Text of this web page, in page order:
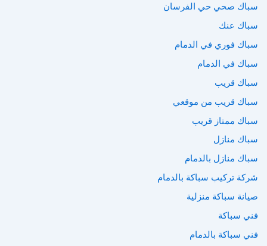
سباك صحي حي الفرسان
سباك عنك
سباك فوري في الدمام
سباك في الدمام
سباك قريب
سباك قريب من موقعي
سباك ممتاز قريب
سباك منازل
سباك منازل بالدمام
شركة تركيب سباكة بالدمام
صيانة سباكة منزلية
فني سباكة
فني سباكة بالدمام